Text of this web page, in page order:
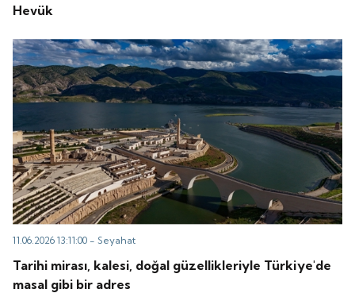
Hevük
11.06.2026 13:11:00 -Seyahat
Tarihi mirası, kalesi, doğal güzellikleriyle Türkiye'de
masal gibi bir adres